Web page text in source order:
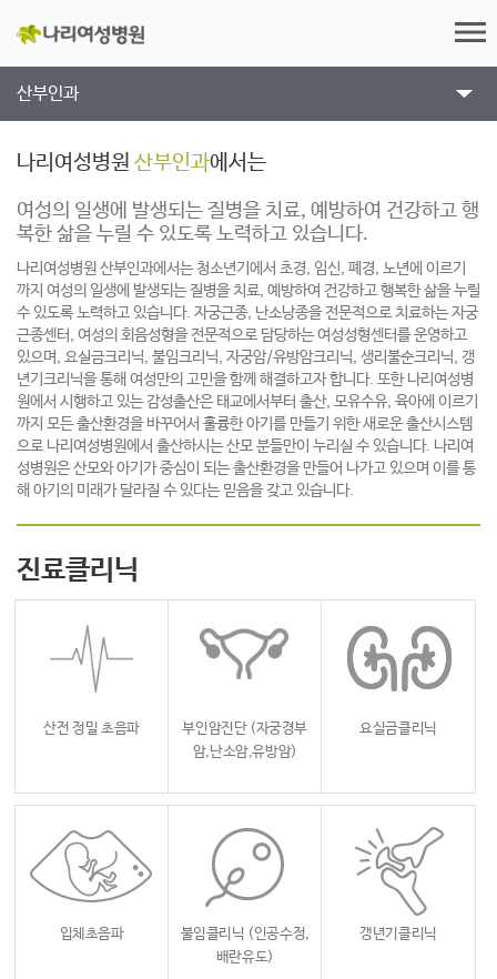
산부인과
나리여성병원 산부인과에서는
여성의 일생에 발생되는 질병을 치료, 예방하여 건강하고 행
복한 삶을 누릴 수 있도록 노력하고 있습니다.
나리여성병원 산부인과에서는 청소년기에서 초경, 임신, 폐경, 노년에 이르기
까지 여성의 일생에 발생되는 질병을 치료, 예방하여 건강하고 행복한 삶을 누릴
수 있도록 노력하고 있습니다. 자궁근종, 난소낭종을 전문적으로 치료하는 자궁
근종센터, 여성의 회음성형을 전문적으로 담당하는 여성성형센터를 운영하고
있으며, 요실금크리닉, 불임크리닉, 자궁암/유방암크리닉, 생리불순크리닉, 갱
년기크리닉을 통해 여성만의 고민을 함께 해결하고자 합니다. 또한 나리여성병
원에서 시행하고 있는 감성출산은 태교에서부터 출산, 모유수유, 육아에 이르기
까지 모든 출산환경을 바꾸어서 훌륭한 아기를 만들기 위한 새로운 출산시스템
으로 나리여성병원에서 출산하시는 산모 분들만이 누리실 수 있습니다. 나리여
성병원은 산모와 아기가 중심이 되는 출산환경을 만들어 나가고 있으며 이를 통
해 아기의 미래가 달라질 수 있다는 믿음을 갖고 있습니다.
진료클리닉
산전 정밀 초음파 부인암진단(자궁경부
암,난소암,유방암)
요실금클리닉
입체초음파 불임클리닉 (인공수정,
배란유도)
갱년기클리닉